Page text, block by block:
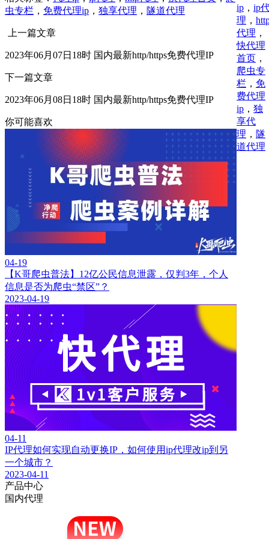
虫专栏 ， 免费代理ip ， 独享代理 ， 隧道代理
上一篇文章
2023年06月07日18时 国内最新http/https免费代理IP
下一篇文章
2023年06月08日18时 国内最新http/https免费代理IP
你可能喜欢
04-19
【K哥爬虫普法】12亿公民信息泄露，仅判3年，个人
信息是否为爬虫“禁区”？
2023-04-19
04-11
IP代理如何实现自动更换IP，如何使用ip代理改ip到另
一个城市？
2023-04-11
ip ， ip
理 ，
代理 ，
快代理
首页 ，
爬虫专
栏 ， 免
费代理
ip ， 独
享代
理 ， 隧
道代理
产品中心
国内代理